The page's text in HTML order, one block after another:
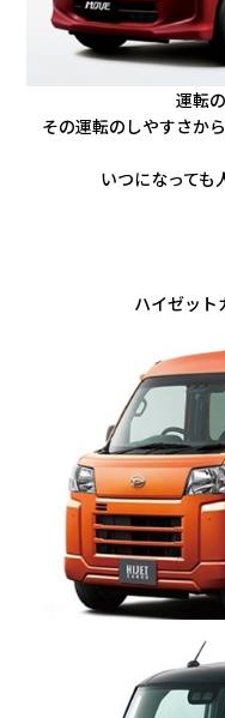
運転
その運転のしやすさか
いつになって
ハイゼット